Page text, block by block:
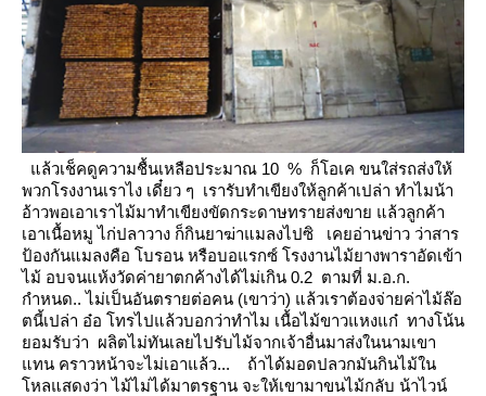
ล้วเช็คดูความชื้นเหลือประมาณ 10 % ก็โอเค ขนใส่รถส่งให้
พวกโรงงานเราไง เดี๋ยว ๆ เรารับทำเขียงให้ลูกค้าเปล่า ทำไมน้า
อ้าวพอเอาเราไม้มาทำเขียงขัดกระดาษทรายส่งขาย แล้วลูกค้า
เอาเนื้อหมู ไก่ปลาวาง ก็กินยาฆ่าแมลงไปซิ
เคยอ่านข่าว ว่าสาร
ป้องกันแมลงคือ โบรอน หรือบอแรกซ์ โรงงานไม้ยางพาราอัดเข้า
ไม้ อบจนแห้งวัดค่ายาตกค้างได้ไม่เกิน 0.2 ตามที่ ม.อ.ก.
กำหนด.. ไม่เป็นอันตรายต่อคน (เขาว่า) ล้วเราต้องจ่ายค่าไม้ล๊อ
ตนี้เปล่า อ๋อ โทรไปแล้วบอกว่าทำไม เนื้อไม้ขาวแหงแก๋ ทางโน้น
อมรับว่า ผลิตไม่ทันเลยไปรับไม้จากเจ้าอื่นมาส่งในนามเขา
ทน คราวหน้าจะไม่เอาแล้ว... ถ้าได้มอดปลวกมันกินไม้ใน
หลแสดงว่า ไม้ไม่ได้มาตรฐาน จะให้เขามาขนไม้กลับ น้าไวน์